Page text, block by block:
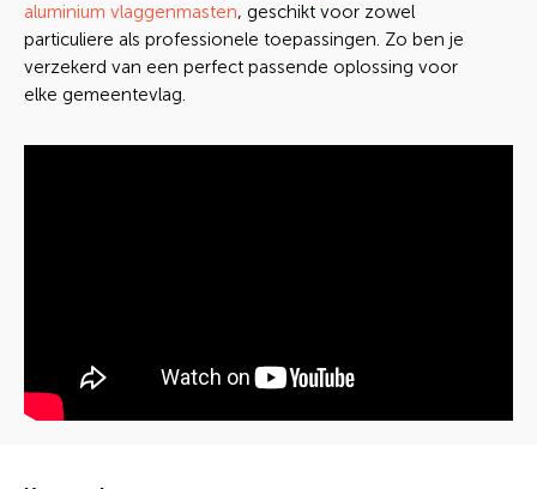
aluminium vlaggenmasten, geschikt voor zowel
particuliere als professionele toepassingen. Zo ben je
verzekerd van een perfect passende oplossing voor
elke gemeentevlag.